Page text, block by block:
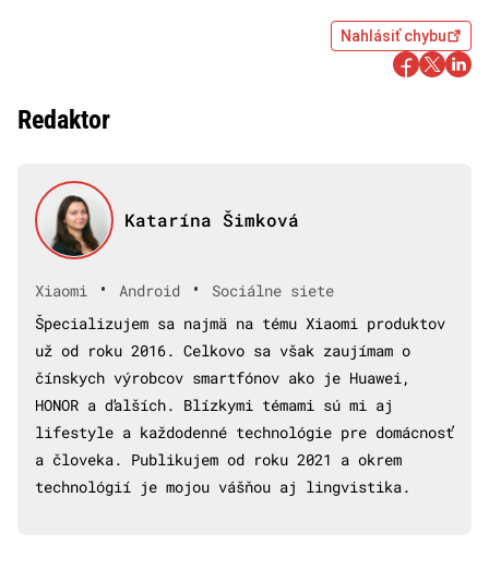
Nahlásiť chybu
Redaktor
Katarína Šimková
Xiaomi • Android •
Sociálne siete
Špecializujem sa najmä na tému Xiaomi produktov
už od roku 2016. Celkovo sa však zaujímam o
čínskych výrobcov smartfónov ako je Huawei,
HONOR a ďalších. Blízkymi témami sú mi aj
lifestyle a každodenné technológie pre domácnosť
a človeka. Publikujem od roku 2021 a okrem
technológií je mojou vášňou aj lingvistika.